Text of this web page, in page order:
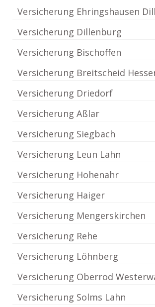
Versicherung Ehringshausen Dill
Versicherung Dillenburg
Versicherung Bischoffen
Versicherung Breitscheid
Versicherung Driedorf
Versicherung Aßlar
Versicherung Siegbach
Versicherung Leun Lahn
Versicherung Hohenahr
Versicherung Haiger
Versicherung Mengerskirchen
Versicherung Rehe
Versicherung Löhnberg
Versicherung Oberrod
Versicherung Solms Lahn